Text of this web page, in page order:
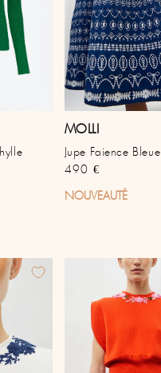
MOLLI
Jupe Faience Bleue
Prix habituel
490 €
NOUVEAUTÉ